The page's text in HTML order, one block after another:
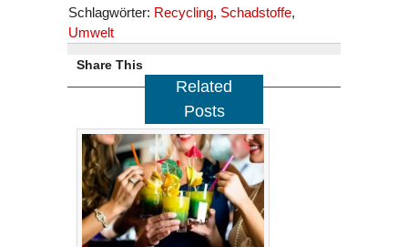
Schlagwörter: Recycling, Schadstoffe,
Umwelt
Share This
Related
Posts